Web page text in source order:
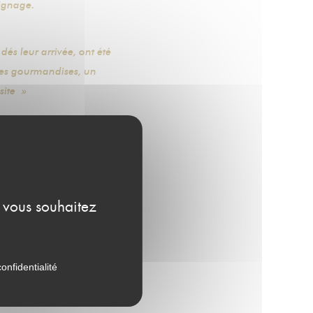
souhaitez
leur arrivée, ont été
gourmandises, un
»